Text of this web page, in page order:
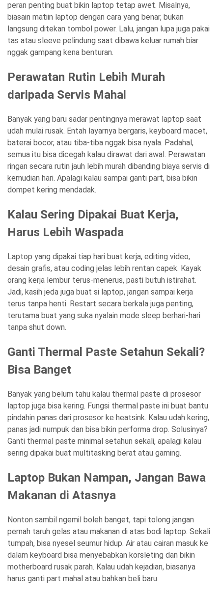
peran penting buat bikin laptop tetap awet. Misalnya,
biasain matiin laptop dengan cara yang benar, bukan
langsung ditekan tombol power. Lalu, jangan lupa juga pakai
tas atau sleeve pelindung saat dibawa keluar rumah biar
nggak gampang kena benturan.
Perawatan Rutin Lebih Murah
daripada Servis Mahal
Banyak yang baru sadar pentingnya merawat laptop saat
udah mulai rusak. Entah layarnya bergaris, keyboard macet,
baterai bocor, atau tiba-tiba nggak bisa nyala. Padahal,
semua itu bisa dicegah kalau dirawat dari awal. Perawatan
ringan secara rutin jauh lebih murah dibanding biaya servis di
kemudian hari. Apalagi kalau sampai ganti part, bisa bikin
dompet kering mendadak.
Kalau Sering Dipakai Buat Kerja,
Harus Lebih Waspada
Laptop yang dipakai tiap hari buat kerja, editing video,
desain grafis, atau coding jelas lebih rentan capek. Kayak
orang kerja lembur terus-menerus, pasti butuh istirahat.
Jadi, kasih jeda juga buat si laptop, jangan sampai kerja
terus tanpa henti. Restart secara berkala juga penting,
terutama buat yang suka nyalain mode sleep berhari-hari
tanpa shut down.
Ganti Thermal Paste Setahun Sekali?
Bisa Banget
Banyak yang belum tahu kalau thermal paste di prosesor
laptop juga bisa kering. Fungsi thermal paste ini buat bantu
pindahin panas dari prosesor ke heatsink. Kalau udah kering,
panas jadi numpuk dan bisa bikin performa drop. Solusinya?
Ganti thermal paste minimal setahun sekali, apalagi kalau
sering dipakai buat multitasking berat atau gaming.
Laptop Bukan Nampan, Jangan Bawa
Makanan di Atasnya
Nonton sambil ngemil boleh banget, tapi tolong jangan
pernah taruh gelas atau makanan di atas bodi laptop. Sekali
tumpah, bisa nyesel seumur hidup. Air atau cairan masuk ke
dalam keyboard bisa menyebabkan korsleting dan bikin
motherboard rusak parah. Kalau udah kejadian, biasanya
harus ganti part mahal atau bahkan beli baru.